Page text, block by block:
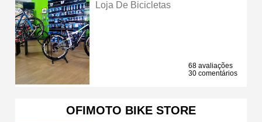
Loja De Bicicletas
68 avaliações
30 comentários
OFIMOTO BIKE STORE